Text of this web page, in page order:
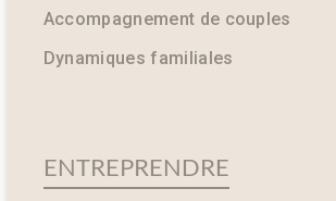
Accompagnement de couples
Dynamiques familiales
ENTREPRENDRE